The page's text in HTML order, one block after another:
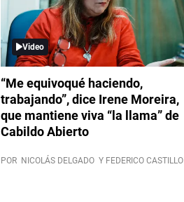
Video
“Me equivoqué haciendo,
trabajando”, dice Irene Moreira,
que mantiene viva “la llama” de
Cabildo Abierto
POR NICOLÁS DELGADO Y FEDERICO CASTILLO